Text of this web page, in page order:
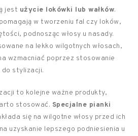
jest użycie lokówki lub wałków.
w tworzeniu fal czy loków,
podnosząc włosy u nasady.
na lekko wilgotnych włosach,
wzmacniać poprzez stosowanie
do stylizacji.
to kolejne ważne produkty,
stosować. Specjalne pianki
się na wilgotne włosy przed ich
uzyskanie lepszego podniesienia u